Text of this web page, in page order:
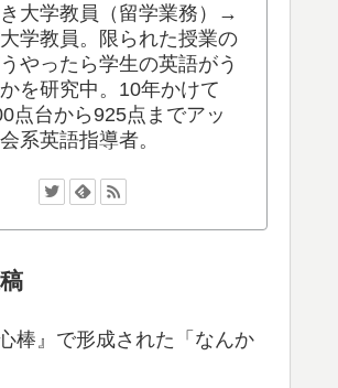
大学教員（留学業務）→
学教員。限られた授業の
やったら学生の英語がう
を研究中。10年かけて
点台から925点までアッ
系英語指導者。
棒』で形成された「なんか